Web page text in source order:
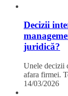
Decizii
juridică?
Unele decizii
afara firmei.
14/03/2026